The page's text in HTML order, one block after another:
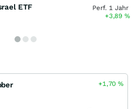
ETF
Perf. 1 Jahr
+3,89%
+1,70%